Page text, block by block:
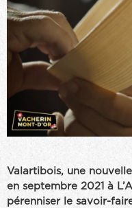
Valartibois, une
en septembre 2021 à
pérenniser le savoir-